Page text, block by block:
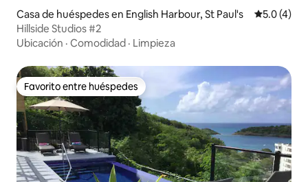
Casa de huéspedes en English Harbour, St Paul's
5.0 (4)
Hillside Studios #2
Ubicación · Comodidad · Limpieza
Favorito entre huéspedes
Favorito entre huéspedes